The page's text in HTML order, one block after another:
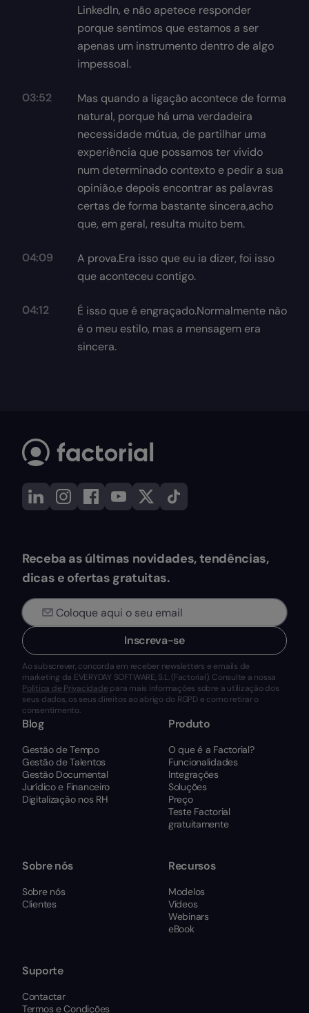
LinkedIn, e não apetece responder
porque sentimos que estamos a ser
apenas um instrumento dentro de algo
impessoal.
03:52
Mas quando a ligação acontece de forma
natural, porque há uma verdadeira
necessidade mútua, de partilhar uma
experiência que possamos ter vivido
num determinado contexto e pedir a sua
opinião,e depois encontrar as palavras
certas de forma bastante sincera,acho
que, em geral, resulta muito bem.
04:09
A prova.Era isso que eu ia dizer, foi isso
que aconteceu contigo.
04:12
É isso que é engraçado.Normalmente não
é o meu estilo, mas a mensagem era
sincera.
Receba as últimas novidades, tendências,
dicas e ofertas gratuitas.
Inscreva-se
Ao subscrever, concorda em receber newsletters e emails de
marketing da EVERYDAY SOFTWARE, S.L. (Factorial). Consulte a nossa
Política de Privacidade para mais informações sobre a utilização dos
seus dados, os seus direitos ao abrigo do RGPD e como retirar o
consentimento.
Blog
Gestão de Tempo
Gestão de Talentos
Gestão Documental
Jurídico e Financeiro
Digitalização nos RH
Produto
O que é a Factorial?
Funcionalidades
Integrações
Soluções
Preço
Teste Factorial
gratuitamente
Sobre nós
Sobre nós
Clientes
Recursos
Modelos
Vídeos
Webinars
eBook
Suporte
Contactar
Termos e Condições